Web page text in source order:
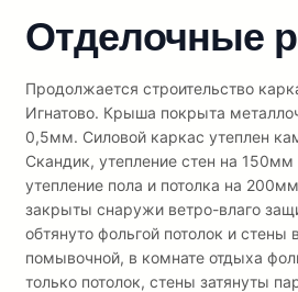
Отделочные
Продолжается строительство
Игнатово. Крыша покрыта
0,5мм. Силовой каркас утеплен
Скандик, утепление стен на 150мм
утепление пола и потолка на
закрыты снаружи ветро-влаго
обтянуто фольгой потолок и стены
помывочной, в комнате отдыха
только потолок, стены затянуты